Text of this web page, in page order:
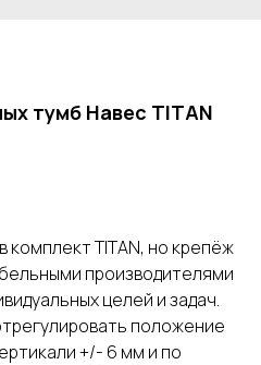
тумб Навес TITAN
комплект TITAN, но крепёж
производителями
целей и задач.
положение
+/- 6 мм и по